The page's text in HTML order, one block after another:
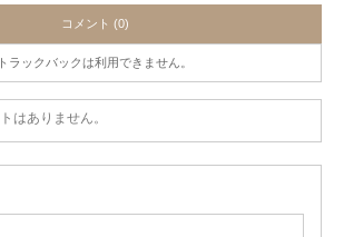
コメント (0)
トラックバックは利用できません。
はありません。